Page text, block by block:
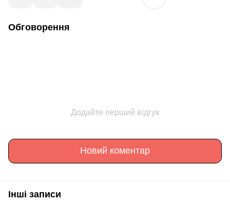
Обговорення
Додайте перший відгук
Новий коментар
Інші записи